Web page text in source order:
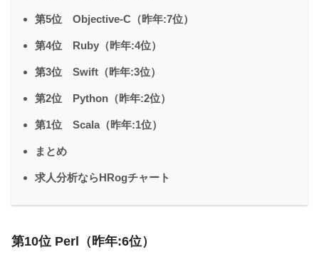
第5位 Objective-C（昨年:7位）
第4位 Ruby（昨年:4位）
第3位 Swift（昨年:3位）
第2位 Python（昨年:2位）
第1位 Scala（昨年:1位）
まとめ
求人分析ならHRogチャート
第10位 Perl（昨年:6位）